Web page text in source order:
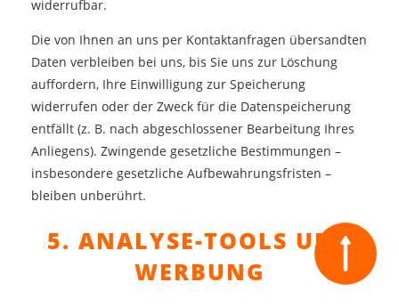
widerrufbar.
Die von Ihnen an uns per Kontaktanfragen übersandten
Daten verbleiben bei uns, bis Sie uns zur Löschung
auffordern, Ihre Einwilligung zur Speicherung
widerrufen oder der Zweck für die Datenspeicherung
entfällt (z. B. nach abgeschlossener Bearbeitung Ihres
Anliegens). Zwingende gesetzliche Bestimmungen –
insbesondere gesetzliche Aufbewahrungsfristen –
bleiben unberührt.
5. ANALYSE-TOOLS UND
WERBUNG